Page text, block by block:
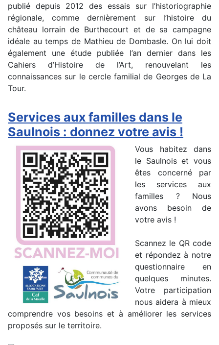
publié depuis 2012 des essais sur l’historiographie
régionale, comme dernièrement sur l’histoire du
château lorrain de Burthecourt et de sa campagne
idéale au temps de Mathieu de Dombasle. On lui doit
également une étude publiée l’an dernier dans les
Cahiers d’Histoire de l’Art, renouvelant les
connaissances sur le cercle familial de Georges de La
Tour.
Services aux familles dans le
Saulnois : donnez votre avis !
Vous habitez dans
le Saulnois et vous
êtes concerné par
les services aux
familles ? Nous
avons besoin de
votre avis !
Scannez le QR code
et répondez à notre
questionnaire en
quelques minutes.
Votre participation
nous aidera à mieux
comprendre vos besoins et à améliorer les services
proposés sur le territoire.